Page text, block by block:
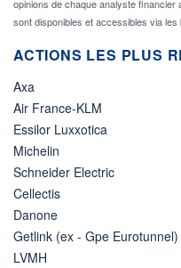
opinions de chaque analyste
sont disponibles et accessibles via
ACTIONS LES PLUS
Axa
Air France-KLM
Essilor Luxxotica
Michelin
Schneider Electric
Cellectis
Danone
Getlink (ex - Gpe Eurotunnel)
LVMH